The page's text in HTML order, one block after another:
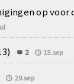
op voor
2 15.sep
29.sep